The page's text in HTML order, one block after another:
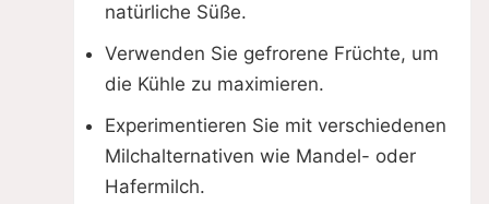
natürliche Süße.
Verwenden Sie gefrorene Früchte, um
die Kühle zu maximieren.
Experimentieren Sie mit verschiedenen
Milchalternativen wie Mandel- oder
Hafermilch.